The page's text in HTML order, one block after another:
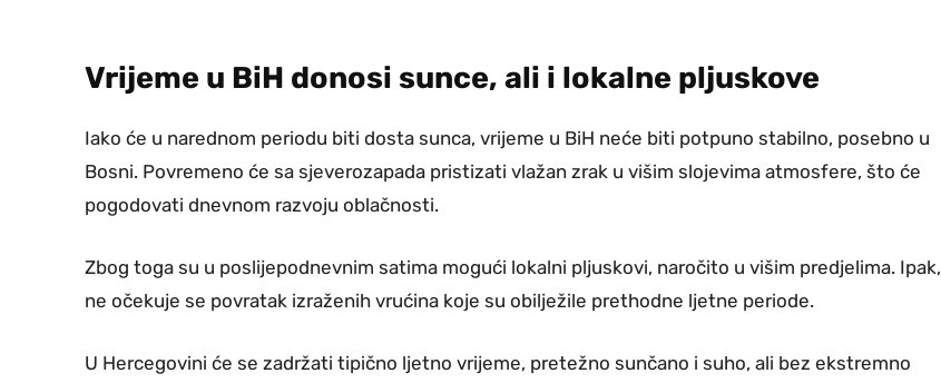
Vrijeme u BiH donosi sunce, ali i lokalne pljuskove
Iako će u narednom periodu biti dosta sunca, vrijeme u BiH neće biti potpuno stabilno, posebno u
Bosni. Povremeno će sa sjeverozapada pristizati vlažan zrak u višim slojevima atmosfere, što će
pogodovati dnevnom razvoju oblačnosti.
Zbog toga su u poslijepodnevnim satima mogući lokalni pljuskovi, naročito u višim predjelima. Ipak,
ne očekuje se povratak izraženih vrućina koje su obilježile prethodne ljetne periode.
U Hercegovini će se zadržati tipično ljetno vrijeme, pretežno sunčano i suho, ali bez ekstremno